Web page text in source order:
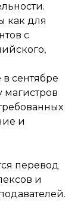
как для
с
сентябре
магистров
и
перевод
и